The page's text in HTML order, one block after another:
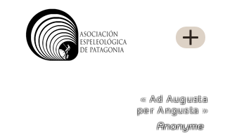
« Ad Augusta
per Angusta »
Anonyme